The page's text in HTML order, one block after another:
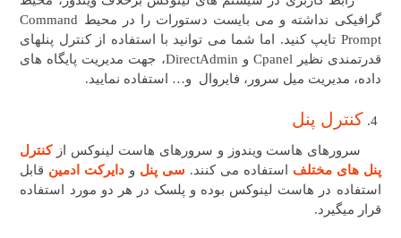
گرافیکی نداشته و می بایست دستورات را در محیط Command
Prompt تایپ کنید. اما شما می توانید با استفاده از کنترل پنلهای
قدرتمندی نظیر Cpanel و DirectAdmin، جهت مدیریت پایگاه های
داده، مدیریت میل سرور، فایروال و… استفاده نمایید.
کنترل پنل
سرورهای هاست ویندوز و سرورهای هاست لینوکس ازکنترل
پنل های مختلف استفاده می کنند. سی پنل و دایرکت ادمین قابل
استفاده در هاست لینوکس بوده و پلسک در هر دو مورد استفاده
قرار میگیرد.